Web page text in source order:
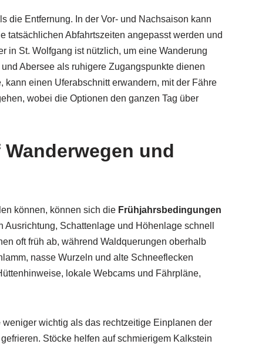
die Entfernung. In der Vor- und Nachsaison kann
tatsächlichen Abfahrtszeiten angepasst werden und
in St. Wolfgang ist nützlich, um eine Wanderung
Abersee als ruhigere Zugangspunkte dienen
einen Uferabschnitt erwandern, mit der Fähre
wobei die Optionen den ganzen Tag über
und
können, können sich die Frühjahrsbedingungen
Schattenlage und Höhenlage schnell
oft früh ab, während Waldquerungen oberhalb
nasse Wurzeln und alte Schneeflecken
lokale Webcams und Fährpläne,
weniger wichtig als das rechtzeitige Einplanen der
Stöcke helfen auf schmierigem Kalkstein